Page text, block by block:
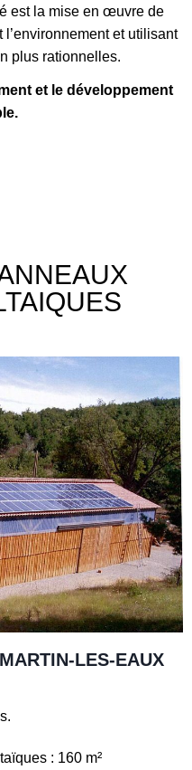
est la mise en œuvre de
et utilisant
plus rationnelles.
et le développement
LES-EAUX
: 160 m²